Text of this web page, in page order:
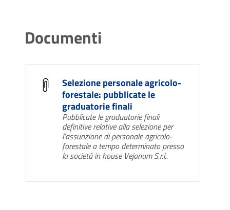
Documenti
Selezione personale agricolo-
forestale: pubblicate le
graduatorie finali
Pubblicate le graduatorie finali
definitive relative alla selezione per
l’assunzione di personale agricolo-
forestale a tempo determinato presso
la società in house Vejanum S.r.l..